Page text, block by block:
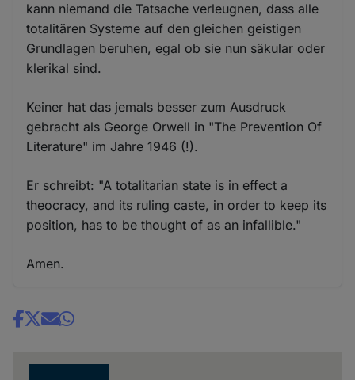
kann niemand die Tatsache verleugnen, dass alle
totalitären Systeme auf den gleichen geistigen
Grundlagen beruhen, egal ob sie nun säkular oder
klerikal sind.
Keiner hat das jemals besser zum Ausdruck
gebracht als George Orwell in "The Prevention Of
Literature" im Jahre 1946 (!).
Er schreibt: "A totalitarian state is in effect a
theocracy, and its ruling caste, in order to keep its
position, has to be thought of as an infallible."
Amen.
Share